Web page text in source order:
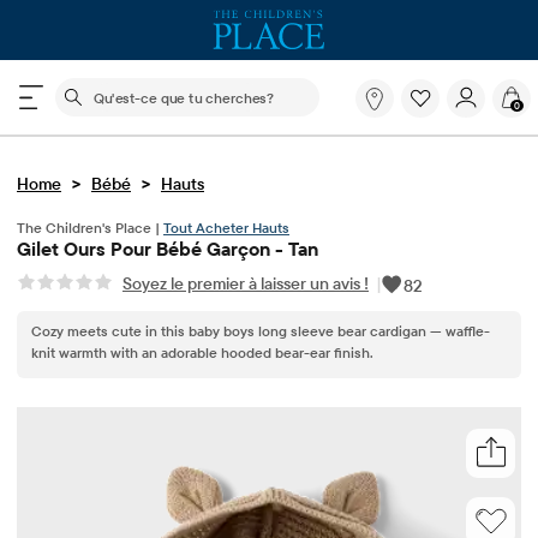
Le champ de recherche ci-dessous filtre les
Qu'est-
que
0
Home > Bébé > Hauts
The Children's Place | Tout Acheter Hauts
Gilet Ours Pour Bébé Garçon - Tan
Soyez le premier à laisser un avis ! | 82
Cozy meets cute in this baby boys long sleeve bear cardigan — waffle-
knit warmth with an adorable hooded bear-ear finish.